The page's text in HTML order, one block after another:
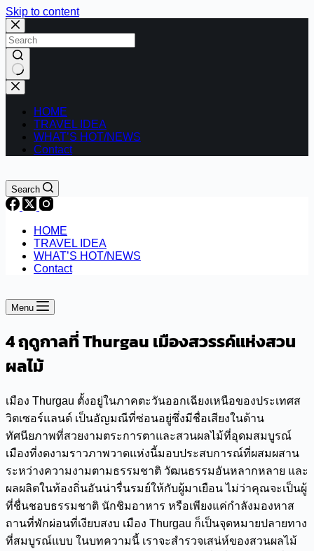
Skip to content
No
results
HOME
TRAVEL IDEA
WHAT’S HOT/NEWS
Contact
Search
HOME
TRAVEL IDEA
WHAT’S HOT/NEWS
Contact
Menu
4 ฤดูกาลที่ Thurgau เมืองสวรรค์แห่งสวน
ผลไม้
เมือง Thurgau ตั้งอยู่ในภาคตะวันออกเฉียงเหนือของประเทศส
วิตเซอร์แลนด์ เป็นอัญมณีที่ซ่อนอยู่ซึ่งมีชื่อเสียงในด้าน
ทัศนียภาพที่สวยงามตระการตาและสวนผลไม้ที่อุดมสมบูรณ์
เมืองที่งดงามราวภาพวาดแห่งนี้มอบประสบการณ์ที่ผสมผสาน
ระหว่างความงามตามธรรมชาติ วัฒนธรรมอันหลากหลาย และ
ผลผลิตในท้องถิ่นอันน่ารื่นรมย์ให้กับผู้มาเยือน ไม่ว่าคุณจะเป็นผู้
ที่ชื่นชอบธรรมชาติ นักชิมอาหาร หรือเพียงแค่กำลังมองหาส
ถานที่พักผ่อนที่เงียบสงบ เมือง Thurgau ก็เป็นจุดหมายปลายทาง
ที่สมบูรณ์แบบ ในบทความนี้ เราจะสำรวจเสน่ห์ของสวนผลไม้